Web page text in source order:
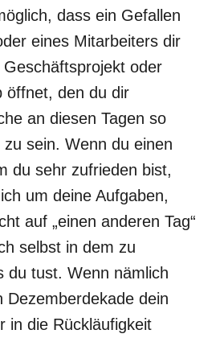
dass ein Gefallen
eines Mitarbeiters dir
oder
öffnet, den du dir
an diesen Tagen so
sein. Wenn du einen
du sehr zufrieden bist,
um deine Aufgaben,
auf „einen anderen Tag“
selbst in dem zu
du tust. Wenn nämlich
Dezemberdekade dein
in die Rückläufigkeit